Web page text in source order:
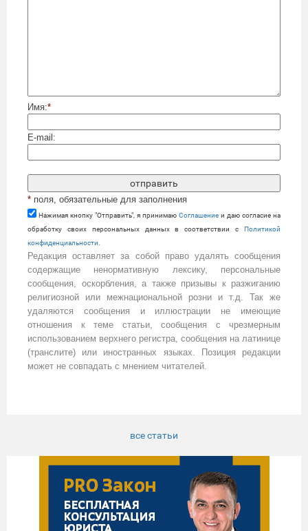
Имя:*
E-mail:
* поля, обязательные для заполнения
Нажимая кнопку "Отправить", я принимаю Cоглашение и даю согласие на
обработку своих персональных данных в соответствии с Политикой
конфиденциальности.
Редакция оставляет за собой право удалять сообщения
содержащие ненормативную лексику, персональные
сообщения, оскорбления, а также призывы к разжиганию
религиозной или межнациональной розни и т.д. Так же
удаляются сообщения и иллюстрации не имеющие
отношения к теме статьи, сообщения с чрезмерным
использованием верхнего регистра, сообщения на латинице
(транслите) или иностранных языках. Позиция редакции
может не совпадать с мнением читателей.
все статьи